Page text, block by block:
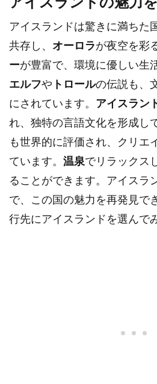
アイスランドは驚きに満ちた
共存し、 オーロラが夜空を彩
ーが豊富で、環境に優しい生
エルフや トロールの伝説も、
にされています。 アイスラン
れ、独特の言語文化を形成し
も世界的に評価され、クリエ
ています。 温泉でリラックス
ることができます。アイスラ
で、この国の魅力を再発見で
行先にアイスランドを選んで